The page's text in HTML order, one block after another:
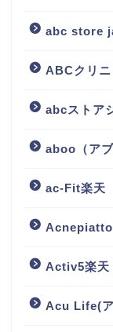
abc store
ABCクリ
abcストア
aboo（ア
ac-Fit楽天
Activ5楽天
Acu Life(